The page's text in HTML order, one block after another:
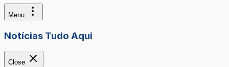
Menu
Notícias Tudo Aqui
Close